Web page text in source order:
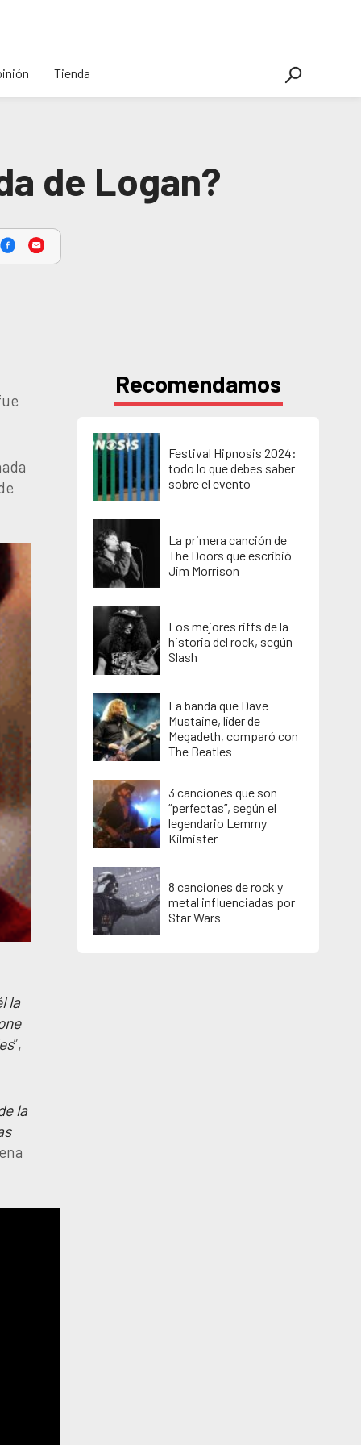
Tienda
de Logan?
la
”,
la
Recomendamos
Festival Hipnosis 2024:
todo lo que debes saber
sobre el evento
La primera canción de
The Doors que escribió
Jim Morrison
Los mejores riffs de la
historia del rock, según
Slash
La banda que Dave
Mustaine, líder de
Megadeth, comparó con
The Beatles
3 canciones que son
“perfectas”, según el
legendario Lemmy
Kilmister
8 canciones de rock y
metal influenciadas por
Star Wars